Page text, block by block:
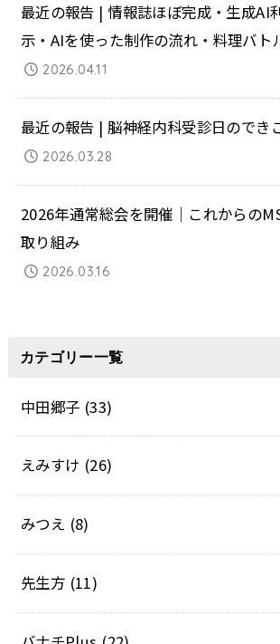
最近の報告 | 情報誌ほぼ完成・生成AI
示・AIを使った制作の流れ・料理バト
2026.04.11
最近の報告 | 脳神経内科受診日のでき
2026.03.28
2026年通常総会を開催｜これからの
取り組み
2026.03.16
カテゴリー一覧
中田郷子 (33)
えみすけ (26)
みつえ (8)
先生方 (11)